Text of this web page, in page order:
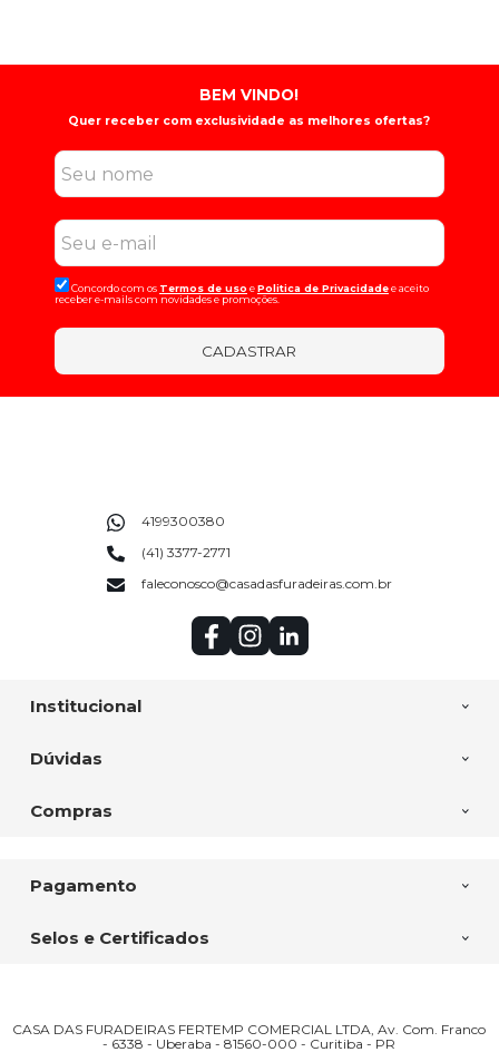
BEM VINDO!
Quer receber com exclusividade as melhores ofertas?
Concordo com os Termos de uso ePolitica de Privacidadee aceito
receber e-mails com novidades e promoções.
CADASTRAR
Institucional
Dúvidas
Compras
4199300380
(41) 3377-2771
faleconosco@casadasfuradeiras.com.br
Pagamento
Selos e Certificados
CASA DAS FURADEIRAS FERTEMP COMERCIAL LTDA, Av. Com. Franco
- 6338 - Uberaba - 81560-000 - Curitiba - PR